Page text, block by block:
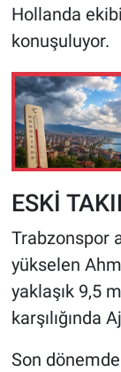
Hollanda
konuşuluyor.
ESKİ
Trabzonspor
yükselen
yaklaşık 9,5
karşılığında
Son
Bilim,